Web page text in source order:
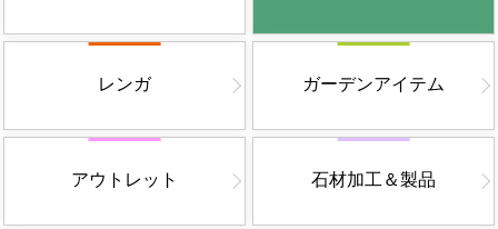
レンガ ガーデンアイテム
アウトレット 石材加工＆製品